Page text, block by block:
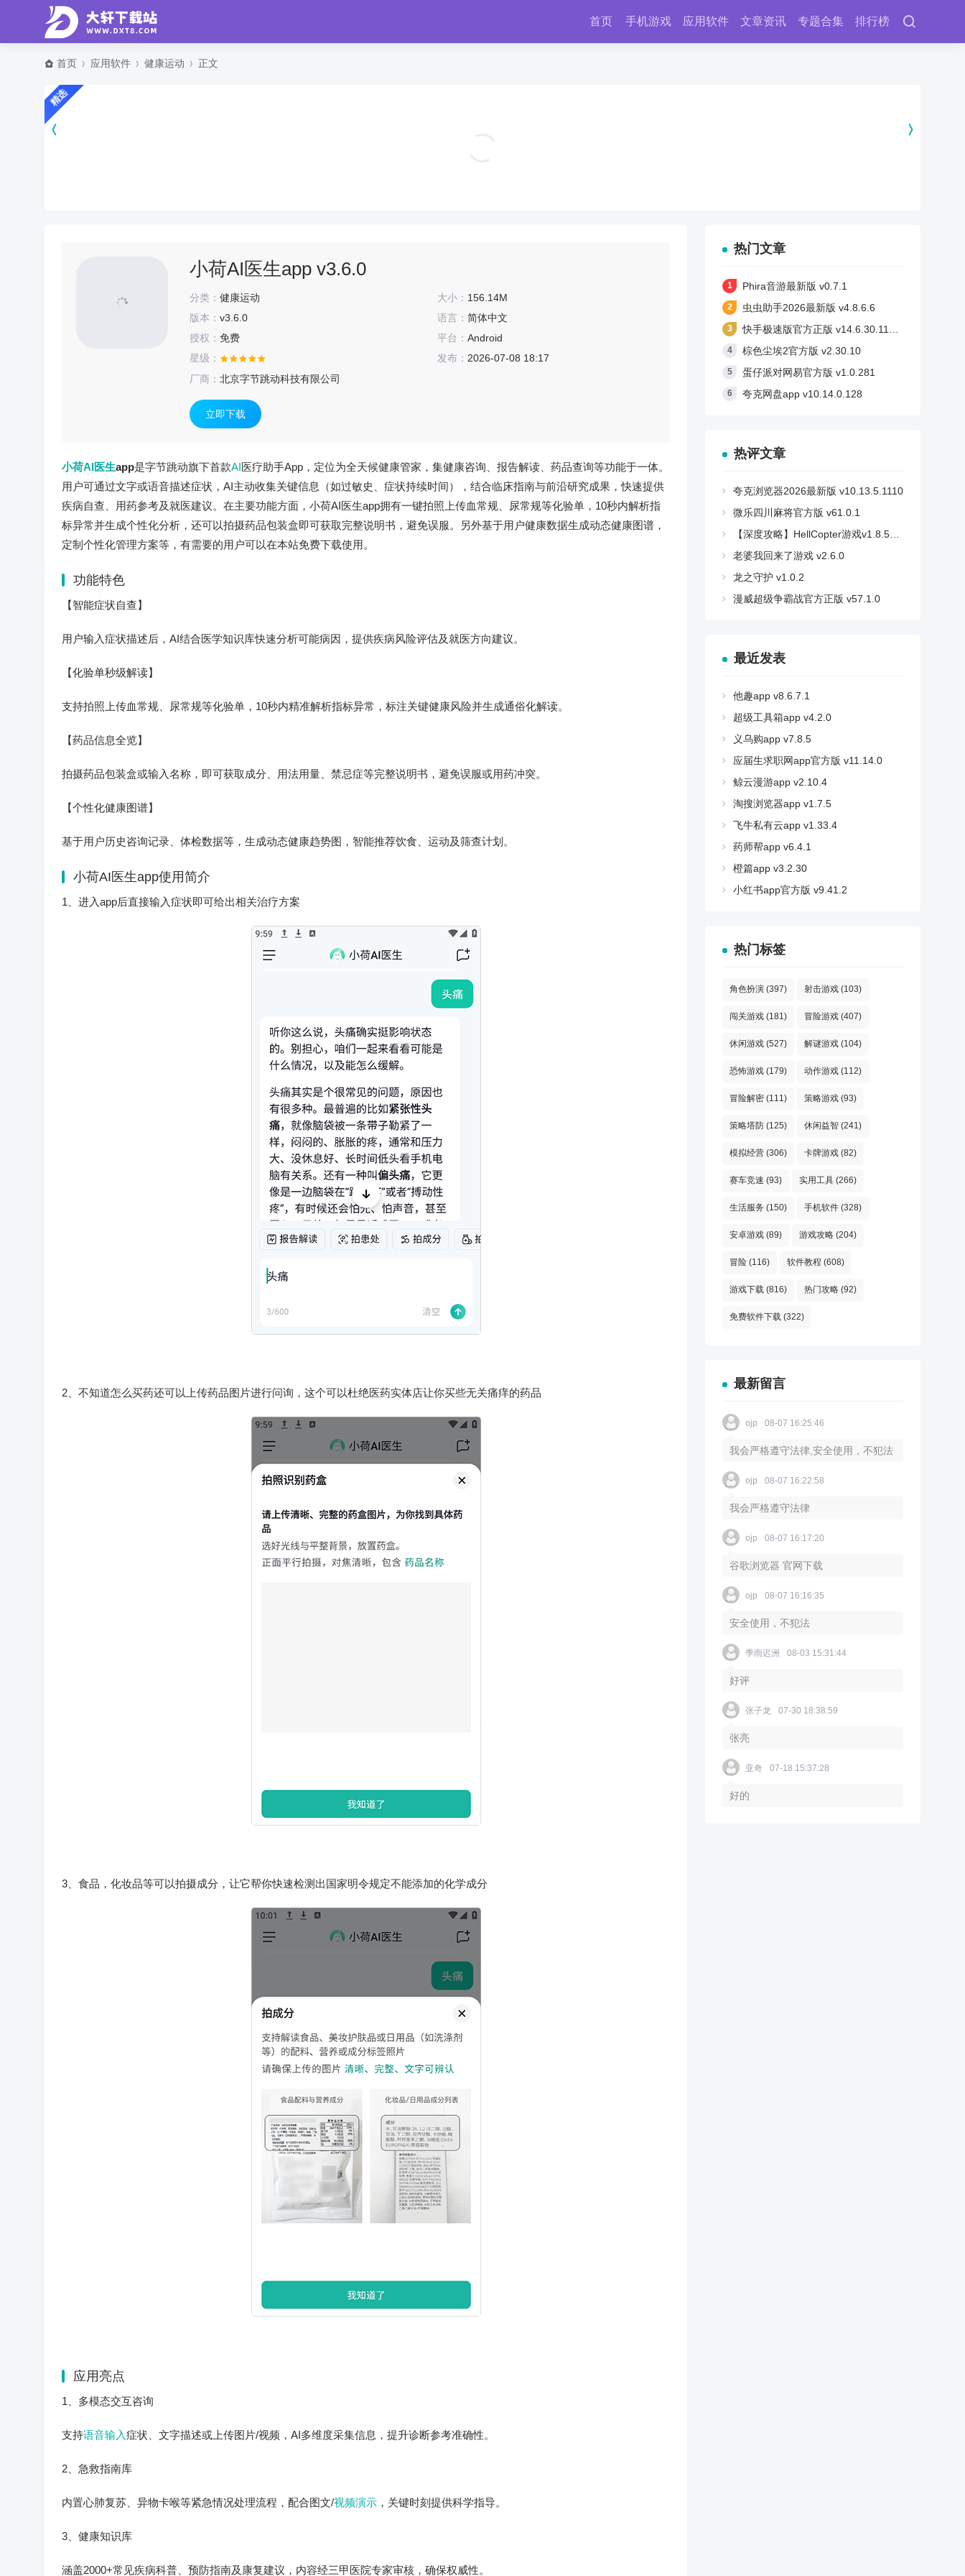
首页 手机游戏 应用软件 文章资讯 专题合集 排行榜
首页 应用软件 健康运动 正文
精选
小荷AI医生app v3.6.0
分类： 健康运动 大小： 156.14M
版本： v3.6.0 语言： 简体中文
授权： 免费 平台： Android
星级：
发布： 2026-07-08 18:17
厂商： 北京字节跳动科技有限公司
立即下载
小荷AI医生app是字节跳动旗下首款AI医疗助手App，定位为全天候健康管家，集健康咨询、报告解读、药品查询等功能于一体。
用户可通过文字或语音描述症状，AI主动收集关键信息（如过敏史、症状持续时间），结合临床指南与前沿研究成果，快速提供
疾病自查、用药参考及就医建议。在主要功能方面，小荷AI医生app拥有一键拍照上传血常规、尿常规等化验单，10秒内解析指
标异常并生成个性化分析，还可以拍摄药品包装盒即可获取完整说明书，避免误服。另外基于用户健康数据生成动态健康图谱，
定制个性化管理方案等，有需要的用户可以在本站免费下载使用。
功能特色
【智能症状自查】
用户输入症状描述后，AI结合医学知识库快速分析可能病因，提供疾病风险评估及就医方向建议。
【化验单秒级解读】
支持拍照上传血常规、尿常规等化验单，10秒内精准解析指标异常，标注关键健康风险并生成通俗化解读。
【药品信息全览】
拍摄药品包装盒或输入名称，即可获取成分、用法用量、禁忌症等完整说明书，避免误服或用药冲突。
【个性化健康图谱】
基于用户历史咨询记录、体检数据等，生成动态健康趋势图，智能推荐饮食、运动及筛查计划。
小荷AI医生app使用简介
1、进入app后直接输入症状即可给出相关治疗方案
2、不知道怎么买药还可以上传药品图片进行问询，这个可以杜绝医药实体店让你买些无关痛痒的药品
3、食品，化妆品等可以拍摄成分，让它帮你快速检测出国家明令规定不能添加的化学成分
应用亮点
1、多模态交互咨询
支持语音输入症状、文字描述或上传图片/视频，AI多维度采集信息，提升诊断参考准确性。
2、急救指南库
内置心肺复苏、异物卡喉等紧急情况处理流程，配合图文/视频演示 ，关键时刻提供科学指导。
3、健康知识库
涵盖2000+常见疾病科普、预防指南及康复建议，内容经三甲医院专家审核，确保权威性。
热门文章
Phira音游最新版 v0.7.1
虫虫助手2026最新版 v4.8.6.6
快手极速版官方正版 v14.6.30.11710
棕色尘埃2官方版 v2.30.10
蛋仔派对网易官方版 v1.0.281
夸克网盘app v10.14.0.128
热评文章
夸克浏览器2026最新版 v10.13.5.1110
微乐四川麻将官方版 v61.0.1
【深度攻略】HellCopter游戏v1.8.59安卓版：如何轻松登顶，解锁所有秘密？
老婆我回来了游戏 v2.6.0
龙之守护 v1.0.2
漫威超级争霸战官方正版 v57.1.0
最近发表
他趣app v8.6.7.1
超级工具箱app v4.2.0
义乌购app v7.8.5
应届生求职网app官方版 v11.14.0
鲸云漫游app v2.10.4
淘搜浏览器app v1.7.5
飞牛私有云app v1.33.4
药师帮app v6.4.1
橙篇app v3.2.30
小红书app官方版 v9.41.2
热门标签
角色扮演 (397) 射击游戏 (103)
闯关游戏 (181) 冒险游戏 (407)
休闲游戏 (527) 解谜游戏 (104)
恐怖游戏 (179) 动作游戏 (112)
冒险解密 (111) 策略游戏 (93)
策略塔防 (125) 休闲益智 (241)
模拟经营 (306) 卡牌游戏 (82)
赛车竞速 (93) 实用工具 (266)
生活服务 (150) 手机软件 (328)
安卓游戏 (89) 游戏攻略 (204)
冒险 (116) 软件教程 (608)
游戏下载 (816) 热门攻略 (92)
免费软件下载 (322)
最新留言
ojp 08-07 16:25:46
我会严格遵守法律,安全使用，不犯法
ojp 08-07 16:22:58
我会严格遵守法律
ojp 08-07 16:17:20
谷歌浏览器 官网下载
ojp 08-07 16:16:35
安全使用，不犯法
季雨迟洲 08-03 15:31:44
好评
张子龙 07-30 18:38:59
张亮
亚奇 07-18 15:37:28
好的